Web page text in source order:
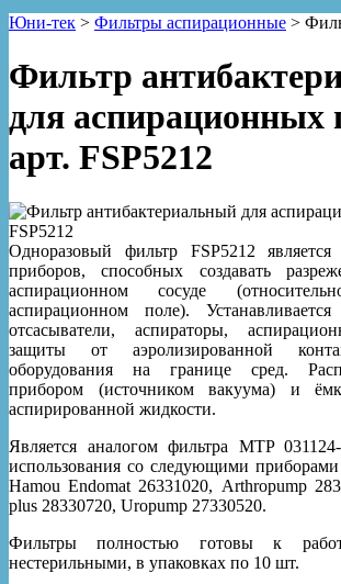
Юни-тек > Фильтры аспирационные >
Фильтр
для аспирационных
арт. FSP5212
Одноразовый фильтр FSP5212 является
приборов, способных создавать
аспирационном сосуде
аспирационном поле).
отсасыватели, аспираторы,
защиты от аэролизированной
оборудования на границе сред.
прибором (источником вакуума) и
аспирированной жидкости.
Является аналогом фильтра MTP
использования со следующими
Hamou Endomat 26331020, Arthropump
plus 28330720, Uropump 27330520.
Фильтры полностью готовы к
нестерильными, в упаковках по 10 шт.